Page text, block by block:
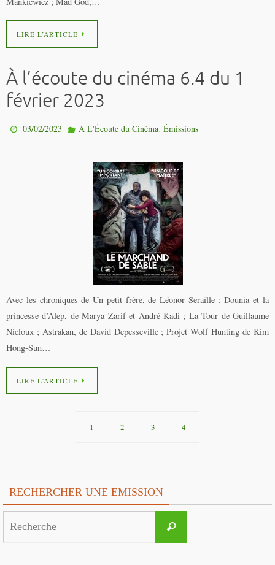
LIRE L’ARTICLE
À l’écoute du cinéma 6.4 du 1
février 2023
03/02/2023 À L'Écoute du Cinéma, Émissions
Avec les chroniques de Un petit frère, de Léonor Seraille ; Dounia et la
princesse d’Alep, de Marya Zarif et André Kadi ; La Tour de Guillaume
Nicloux ; Astrakan, de David Depesseville ; Projet Wolf Hunting de Kim
Hong-Sun…
LIRE L’ARTICLE
1 2 3 4
RECHERCHER UNE EMISSION
Recherche